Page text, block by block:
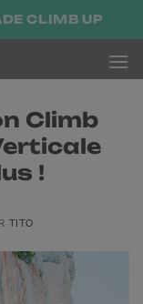
CLIMB UP
Climb
!
TITO